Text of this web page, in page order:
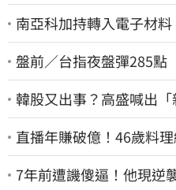
南亞科加持轉入電子材
盤前／台指夜盤彈285
韓股又出事？高盛喊出「
直播年賺破億！46歲料
播17小時辛酸面曝
7年前遭譏傻逼！他現逆